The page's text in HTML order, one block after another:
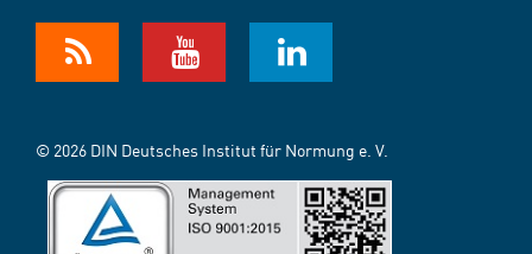
© 2026 DIN Deutsches Institut für Normung e. V.